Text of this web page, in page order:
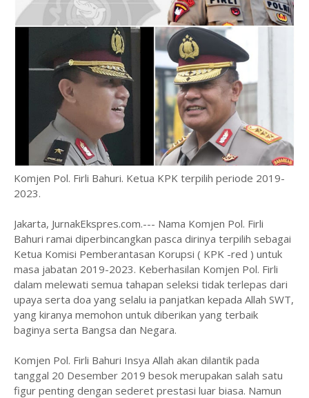
Komjen Pol. Firli Bahuri. Ketua KPK terpilih periode 2019-
2023.
Jakarta, JurnakEkspres.com.--- Nama Komjen Pol. Firli
Bahuri ramai diperbincangkan pasca dirinya terpilih sebagai
Ketua Komisi Pemberantasan Korupsi ( KPK -red ) untuk
masa jabatan 2019-2023. Keberhasilan Komjen Pol. Firli
dalam melewati semua tahapan seleksi tidak terlepas dari
upaya serta doa yang selalu ia panjatkan kepada Allah SWT,
yang kiranya memohon untuk diberikan yang terbaik
baginya serta Bangsa dan Negara.
Komjen Pol. Firli Bahuri Insya Allah akan dilantik pada
tanggal 20 Desember 2019 besok merupakan salah satu
figur penting dengan sederet prestasi luar biasa. Namun